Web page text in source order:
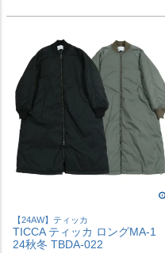
【24AW】ティッカ
TICCA ティッカ ロングMA-1
24秋冬 TBDA-022